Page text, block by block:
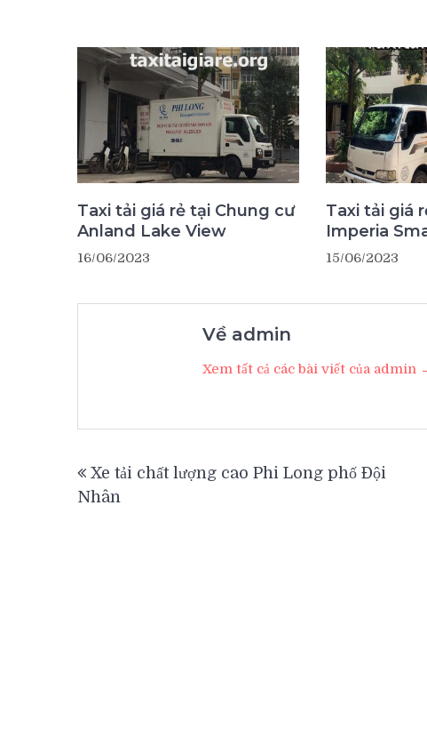
Taxi tải giá rẻ tại Chung cư
Anland Lake View
16/06/2023
Taxi tải giá
Imperia
15/06/2023
Về admin
Xem tất cả các bài viết của admin
hướng
Xe tải chất lượng cao Phi Long phố Đội
Nhân